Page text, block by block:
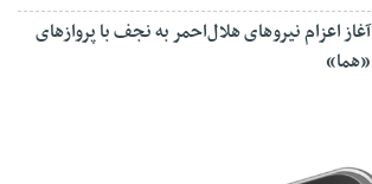
آغاز اعزام نیروهای هلال‌احمر به نجف با پروازهای
«هما»